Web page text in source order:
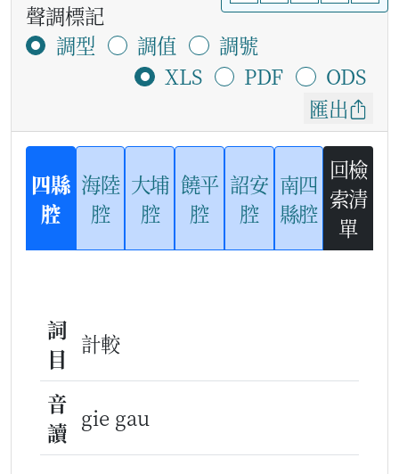
聲調標記
調型
調值
調號
XLS
PDF
ODS
匯出
四縣
腔
海陸
腔
大埔
腔
饒平
腔
詔安
腔
南四
縣腔
回檢
索清
單
詞
目
計較
音
讀
gie gau